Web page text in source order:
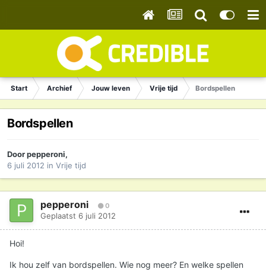
Start Archief Jouw leven Vrije tijd Bordspellen
Bordspellen
Doorpepperoni,
6 juli 2012 in Vrije tijd
pepperoni 0
Geplaatst 6 juli 2012
Hoi!
Ik hou zelf van bordspellen. Wie nog meer? En welke spellen